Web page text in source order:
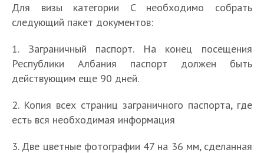
Для визы категории C необходимо собрать
следующий пакет документов:
1. Заграничный паспорт. На конец посещения
Республики Албания паспорт должен быть
действующим еще 90 дней.
2. Копия всех страниц заграничного паспорта, где
есть вся необходимая информация
3. Две цветные фотографии 47 на 36 мм, сделанная